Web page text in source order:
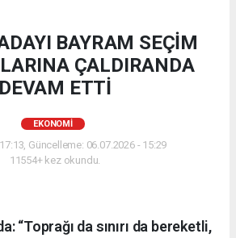
BAYRAM SEÇİM
ÇALDIRANDA
DEVAM ETTİ
EKONOMI
Güncelleme: 06.07.2026 - 15:29
11554+ kez okundu.
“Toprağı da sınırı da bereketli,